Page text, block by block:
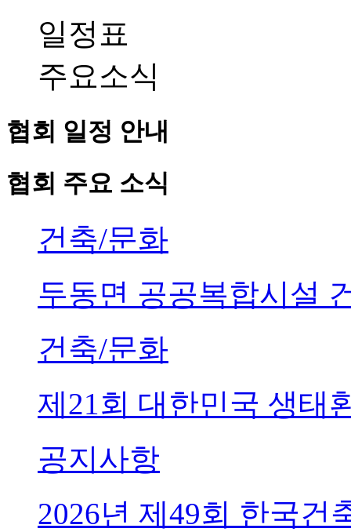
일정표
주요소식
협회 일정 안내
협회 주요 소식
건축/문화
두동면 공공복합시설
건축/문화
제21회 대한민국 생태
공지사항
2026년 제49회 한국건